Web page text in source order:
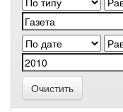
Очистить